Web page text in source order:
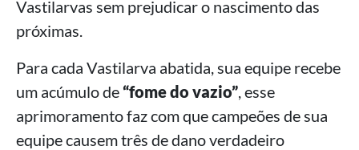
Vastilarvas sem prejudicar o nascimento das
próximas.
Para cada Vastilarva abatida, sua equipe recebe
um acúmulo de “fome do vazio” , esse
aprimoramento faz com que campeões de sua
equipe causem três de dano verdadeiro